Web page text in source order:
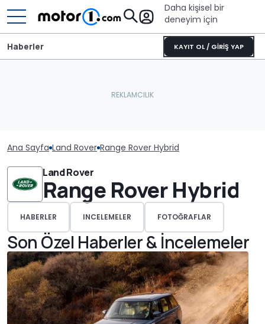
Daha kişisel bir
deneyim için
KAYIT OL / GİRİŞ YAP
Haberler
Ana Sayfa Land Rover Range Rover Hybrid
Land Rover
Range Rover Hybrid
HABERLER INCELEMELER FOTOĞRAFLAR
Son Özel Haberler & İncelemeler